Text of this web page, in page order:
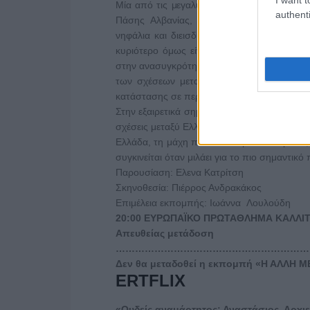
Μία από τις μεγαλύτερες προσωπικότητες
Πάσης Αλβανίας, Αναστάσιος
νηφάλια και διεισδυτική ματιά του στα
κυριότερο όμως είναι ότι ο λόγος συνάδει
στην ανασυγκρότηση της Ορθόδοξης
των σχέσεων μεταξύ των δύο λαών, καθώς
κατάστασης σε περιόδους κρίσης.
Στην εξαιρετικά σημαντική συνέντευξη που
σχέσεις μεταξύ Ελλάδας – Αλβανίας, για τα
Ελλάδα, τη μάχη που έδωσε με τον καρκίνο,
συγκινείται όταν μιλάει για το πιο
Παρουσίαση: Ελενα Κατρίτση
Σκηνοθεσία: Πιέρρος Ανδρακάκος
Επιμέλεια εκπομπής: Ιωάννα Λουλούδη
20:00 ΕΥΡΩΠΑΪΚΟ ΠΡΩΤΑΘΛΗΜΑ
Απευθείας μετάδοση
Δεν θα μεταδοθεί η εκπομπή «Η ΑΛΛΗ
ERTFLIX